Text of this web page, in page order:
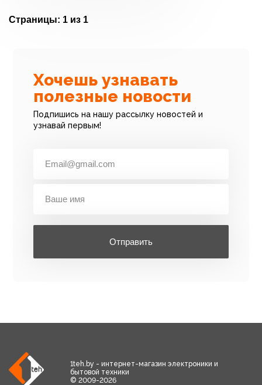
Страницы: 1 из 1
Хочешь узнавать
полезные новости
Подпишись на нашу рассылку новостей и
узнавай первым!
Отправить
1teh.by - интернет-магазин электроники и
бытовой техники
© 2009-2026